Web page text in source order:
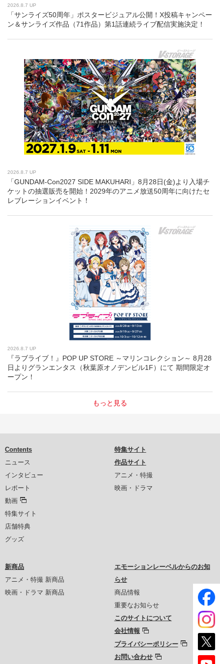
2026.8.7 UP
「サンライズ50周年」ポスタービジュアル公開！X投稿キャンペー
ン＆サンライズ作品（71作品）第1話連続ライブ配信実施決定！
2026.8.7 UP
「GUNDAM-Con2027 SIDE MAKUHARI」8月28日(金)より入場チ
ケットの抽選販売を開始！2029年のアニメ放送50周年に向けたセ
レブレーションイベント！
2026.8.7 UP
『ラブライブ！』POP UP STORE ～マリンコレクション～ 8月28
日よりグランエンタス（秋葉原オノデンビル1F）にて 期間限定オ
ープン！
もっと見る
Contents
ニュース
インタビュー
レポート
動画
特集サイト
店舗特典
グッズ
特集サイト
作品サイト
アニメ・特撮
映画・ドラマ
新商品
アニメ・特撮 新商品
映画・ドラマ 新商品
エモーションレーベルからのお知
らせ
商品情報
重要なお知らせ
このサイトについて
会社情報
プライバシーポリシー
お問い合わせ